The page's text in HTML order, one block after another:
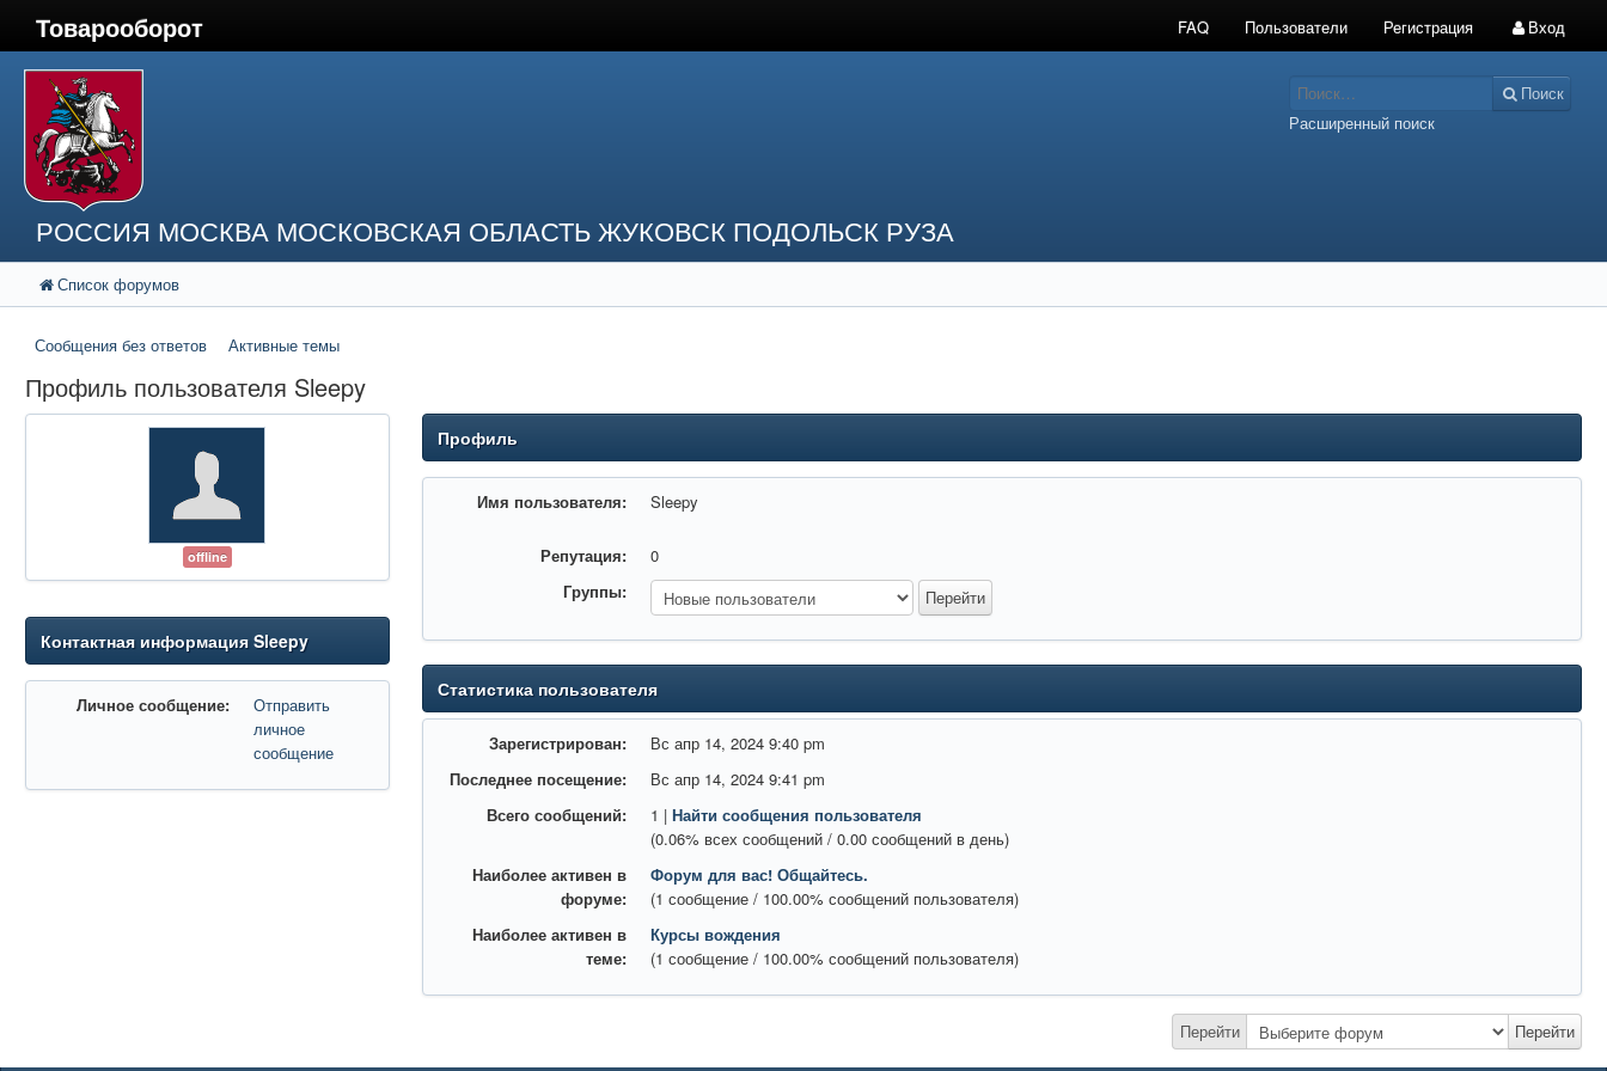
Товарооборот FAQ Пользователи Регистрация Вход
РОССИЯ МОСКВА МОСКОВСКАЯ ОБЛАСТЬ ЖУКОВСК ПОДОЛЬСК РУЗА
Поиск
Расширенный поиск
Список форумов
Сообщения без ответов Активные темы
Профиль пользователя Sleepy
offline
Контактная информация Sleepy
Личное сообщение:
Отправить
личное
сообщение
Профиль
Имя пользователя: Sleepy
Репутация:
0
Группы:
Статистика пользователя
Зарегистрирован:
Вс апр 14, 2024 9:40 pm
Последнее посещение:
Вс апр 14, 2024 9:41 pm
Всего сообщений:
1 |Найти сообщения пользователя
(0.06% всех сообщений / 0.00 сообщений в день)
Наиболее активен в
форуме:
Форум для вас! Общайтесь.
(1 сообщение / 100.00% сообщений пользователя)
Наиболее активен в
теме:
Курсы вождения
(1 сообщение / 100.00% сообщений пользователя)
Перейти Перейти